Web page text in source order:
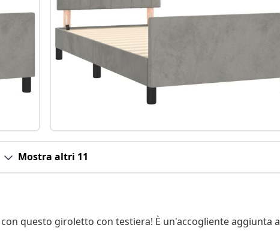
Mostra altri 11
questo giroletto con testiera! È un'accogliente aggiunta a